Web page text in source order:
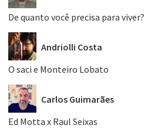
De quanto você precisa para viver?
Andriolli Costa
O saci e Monteiro Lobato
Carlos Guimarães
Ed Motta x Raul Seixas